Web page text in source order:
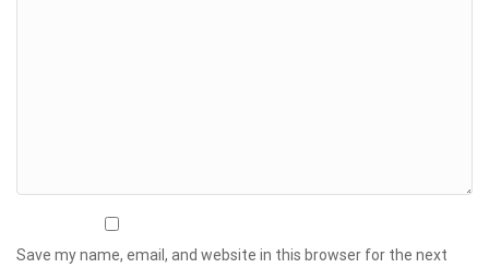
Save my name, email, and website in this browser for the next